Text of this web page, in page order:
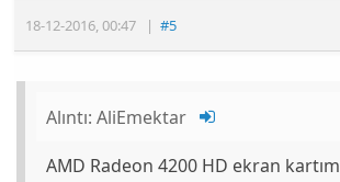
18-12-2016,00:47 |#5
Alıntı:AliEmektar
AMD Radeon 4200 HD ekran kartım